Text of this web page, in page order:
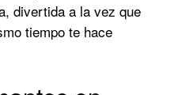
divertida a la vez que
tiempo te hace